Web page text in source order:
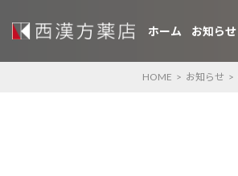
ホーム お知らせ
HOME > お知らせ >